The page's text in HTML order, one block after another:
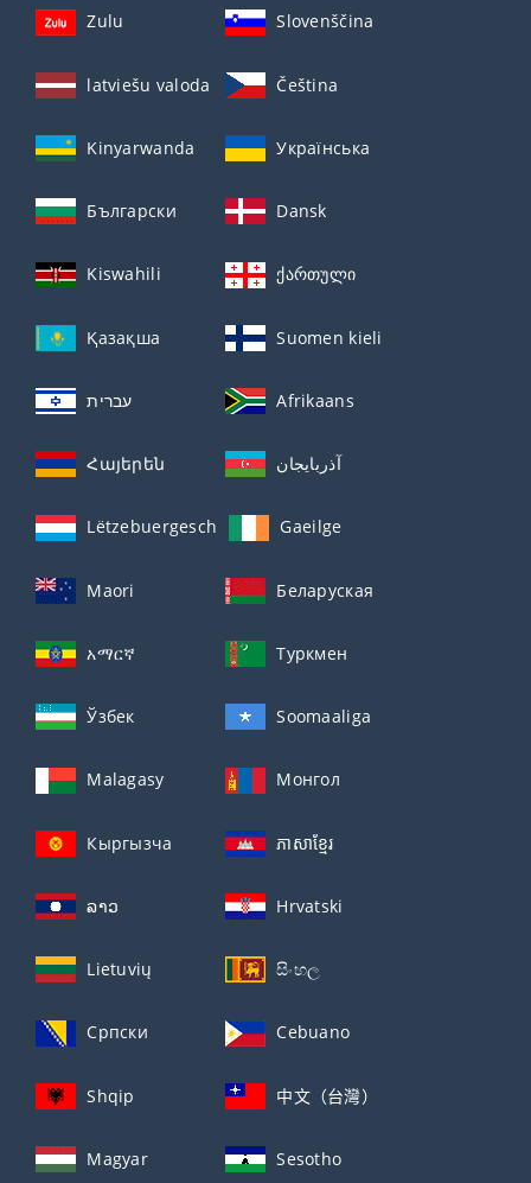
Zulu Slovenščina
latviešu valoda Čeština
Kinyarwanda Українська
Български Dansk
Kiswahili ქართული
Қазақша Suomen kieli
עברית Afrikaans
Հայերեն آذربايجان
Lëtzebuergesch Gaeilge
Maori Беларуская
አማርኛ Туркмен
Ўзбек Soomaaliga
Malagasy Монгол
Кыргызча ភាសាខ្មែរ
ລາວ Hrvatski
Lietuvių සිංහල
Српски Cebuano
Shqip 中文（台灣）
Magyar Sesotho